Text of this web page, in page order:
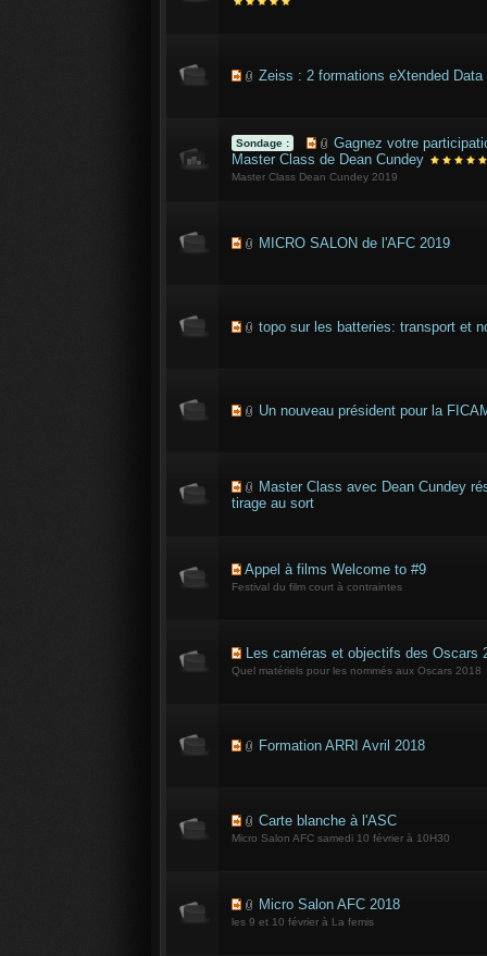
Zeiss : 2 formations eXtended Data
Sondage :
Gagnez votre
Master Class de Dean Cundey
Master Class Dean Cundey 2019
MICRO SALON de l'AFC 2019
topo sur les batteries: transport et
Un nouveau président pour la
Master Class avec Dean Cundey
tirage au sort
Appel à films Welcome to #9
Festival du film court à contraintes
Les caméras et objectifs des Oscars
Quel matériels pour les nommés aux Oscars 2018
Formation ARRI Avril 2018
Carte blanche à l'ASC
Micro Salon AFC samedi 10 février à 10H30
Micro Salon AFC 2018
les 9 et 10 février à La femis